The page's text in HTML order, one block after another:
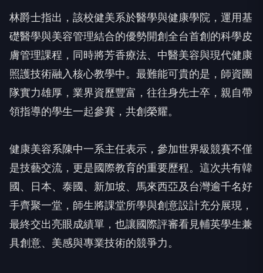
林爵士指出，該校健美系於醫學與健康學院，運用基
礎醫學與美容管理結合的優勢開創全台首創的科學皮
膚管理課程，同時將芳香療法、中醫美容與現代健康
照護技術融入核心教學中。最難能可貴的是，師資團
隊實力雄厚，業界資歷豐富，往往身先士卒，親自帶
領指導的學生一起參賽，共創榮耀。
健康美容系陳中一系主任表示，參加世界級競賽不僅
是技藝交流，更是國際教育的重要歷程。這次共有韓
國、日本、泰國、新加坡、馬來西亞及台灣逾千名好
手齊聚一堂，師生將課堂所學與創意設計充分展現，
最終交出亮眼成績單，也讓國際評審看見輔英學生兼
具創意、美感與專業技術的競爭力。